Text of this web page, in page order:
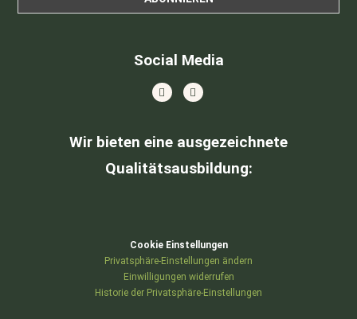
Social Media
Wir bieten eine ausgezeichnete
Qualitätsausbildung:
Cookie Einstellungen
Privatsphäre-Einstellungen ändern
Einwilligungen widerrufen
Historie der Privatsphäre-Einstellungen